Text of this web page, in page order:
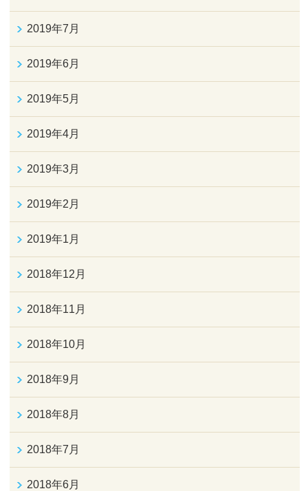
2019年7月
2019年6月
2019年5月
2019年4月
2019年3月
2019年2月
2019年1月
2018年12月
2018年11月
2018年10月
2018年9月
2018年8月
2018年7月
2018年6月